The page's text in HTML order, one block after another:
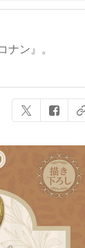
ナン』。